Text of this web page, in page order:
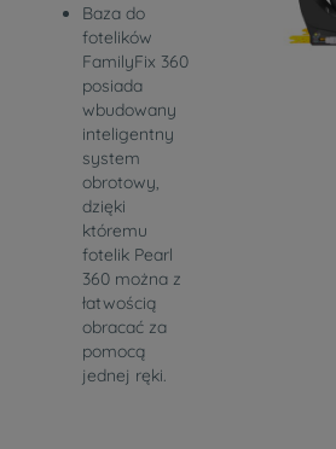
Baza do
fotelików
FamilyFix 360
posiada
wbudowany
inteligentny
system
obrotowy,
dzięki
któremu
fotelik Pearl
360 można z
łatwością
obracać za
pomocą
jednej ręki.